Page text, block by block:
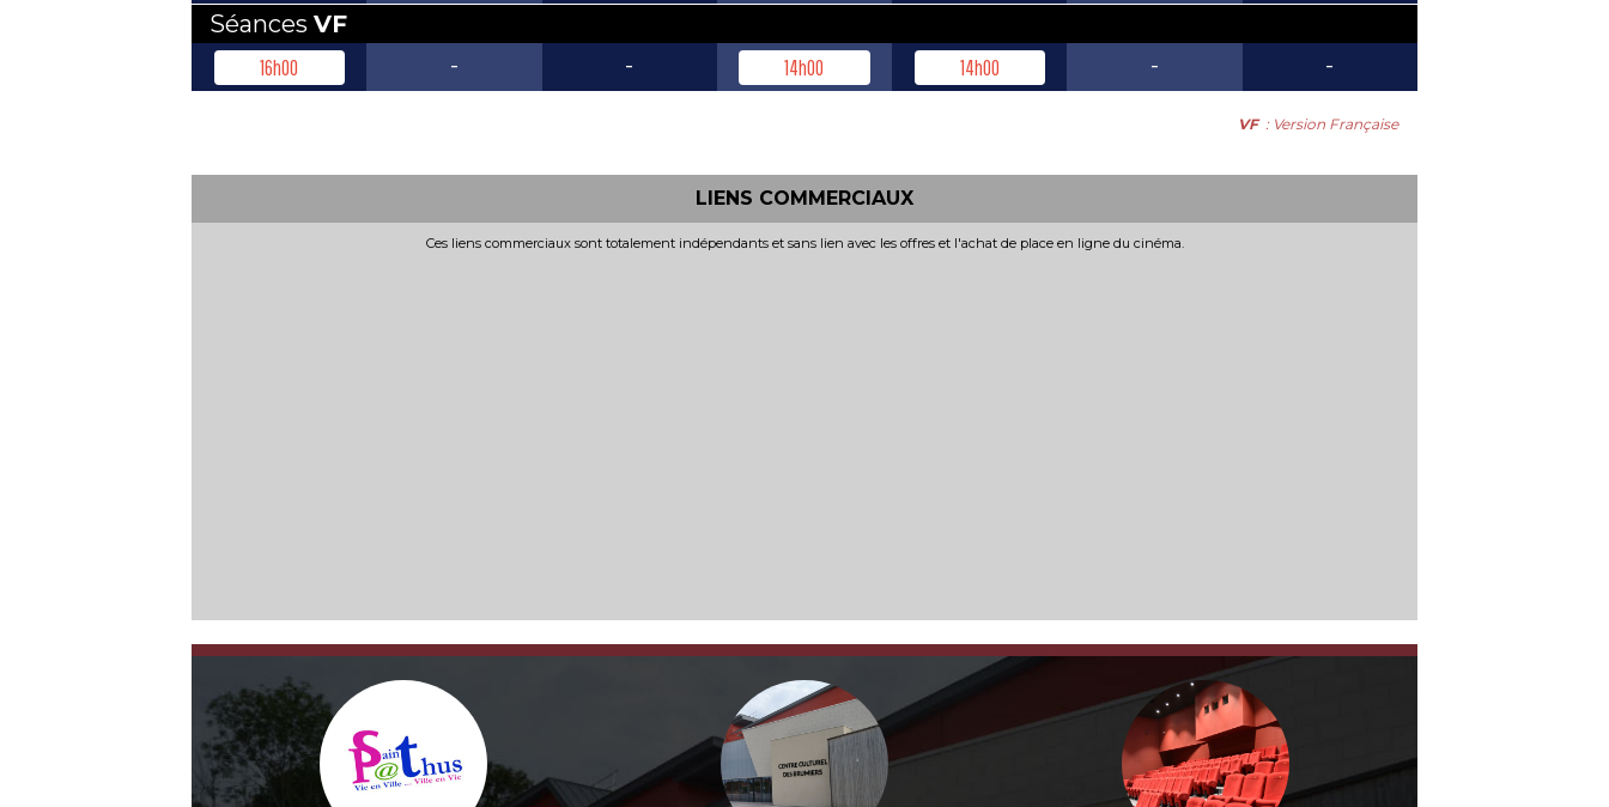
Séances VF
16h00 - - 14h00 14h00 - -
VF : Version Française
LIENS COMMERCIAUX
Ces liens commerciaux sont totalement indépendants et sans lien avec les offres et l'achat de place en ligne du cinéma.